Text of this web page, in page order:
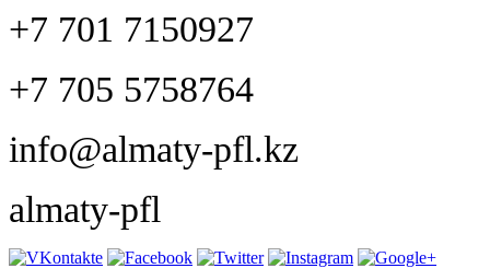
+7 701 7150927
+7 705 5758764
info@almaty-pfl.kz
almaty-pfl